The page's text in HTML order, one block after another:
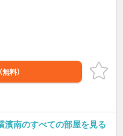
（無料）
濱南のすべての部屋を見る